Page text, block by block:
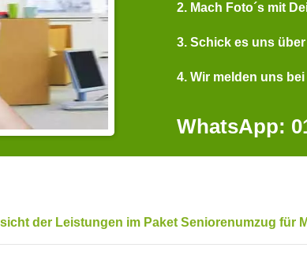
2. Mach Foto´s mit
3. Schick es uns
4. Wir melden uns bei
WhatsApp:
der Leistungen im Paket Seniorenumzug für